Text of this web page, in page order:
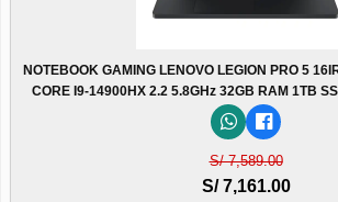
NOTEBOOK GAMING LENOVO LEGION PRO 5
CORE I9-14900HX 2.2 5.8GHz 32GB RAM 1TB
S/ 7,589.00
S/ 7,161.00